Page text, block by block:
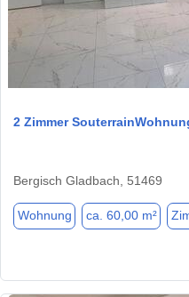
2 Zimmer
Bergisch Gladbach, 51469
Wohnung ca. 60,00 m²